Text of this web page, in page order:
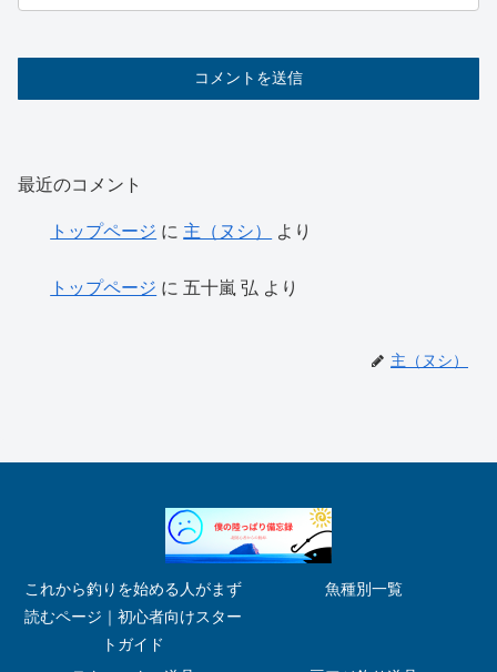
最近のコメント
トップページ に 主（ヌシ） より
トップページ に五十嵐 弘 より
主（ヌシ）
これから釣りを始める人がまず
読むページ｜初心者向けスター
トガイド
魚種別一覧